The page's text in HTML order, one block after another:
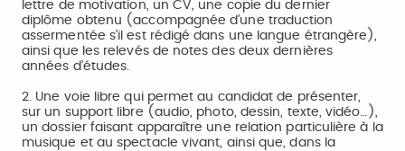
lettre de motivation, un CV, une copie du dernier
diplôme obtenu (accompagnée d’une traduction
assermentée s’il est rédigé dans une langue étrangère),
ainsi que les relevés de notes des deux dernières
années d’études.
2. Une voie libre qui permet au candidat de présenter,
sur un support libre (audio, photo, dessin, texte, vidéo…),
un dossier faisant apparaître une relation particulière à la
musique et au spectacle vivant, ainsi que, dans la